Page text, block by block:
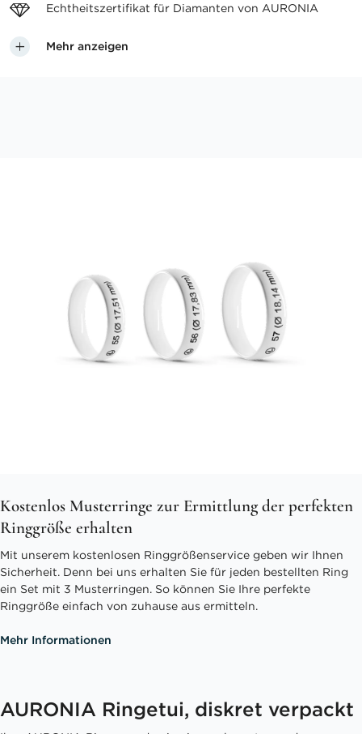
Echtheitszertifikat für Diamanten von AURONIA
Mehr anzeigen
Kostenlos Musterringe zur Ermittlung der perfekten
Ringgröße erhalten
Mit unserem kostenlosen Ringgrößenservice geben wir Ihnen
Sicherheit. Denn bei uns erhalten Sie für jeden bestellten Ring
ein Set mit 3 Musterringen. So können Sie Ihre perfekte
Ringgröße einfach von zuhause aus ermitteln.
Mehr Informationen
AURONIA Ringetui, diskret verpackt